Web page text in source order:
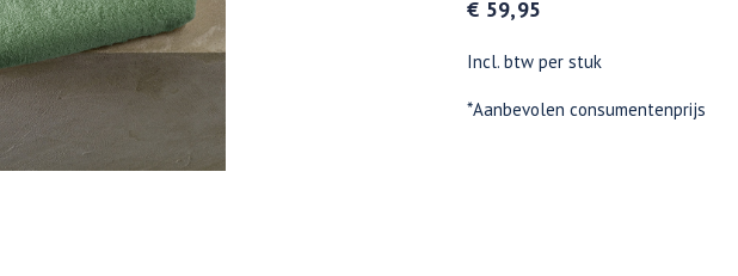
€ 59,95
Incl. btw per stuk
*Aanbevolen consumentenprijs